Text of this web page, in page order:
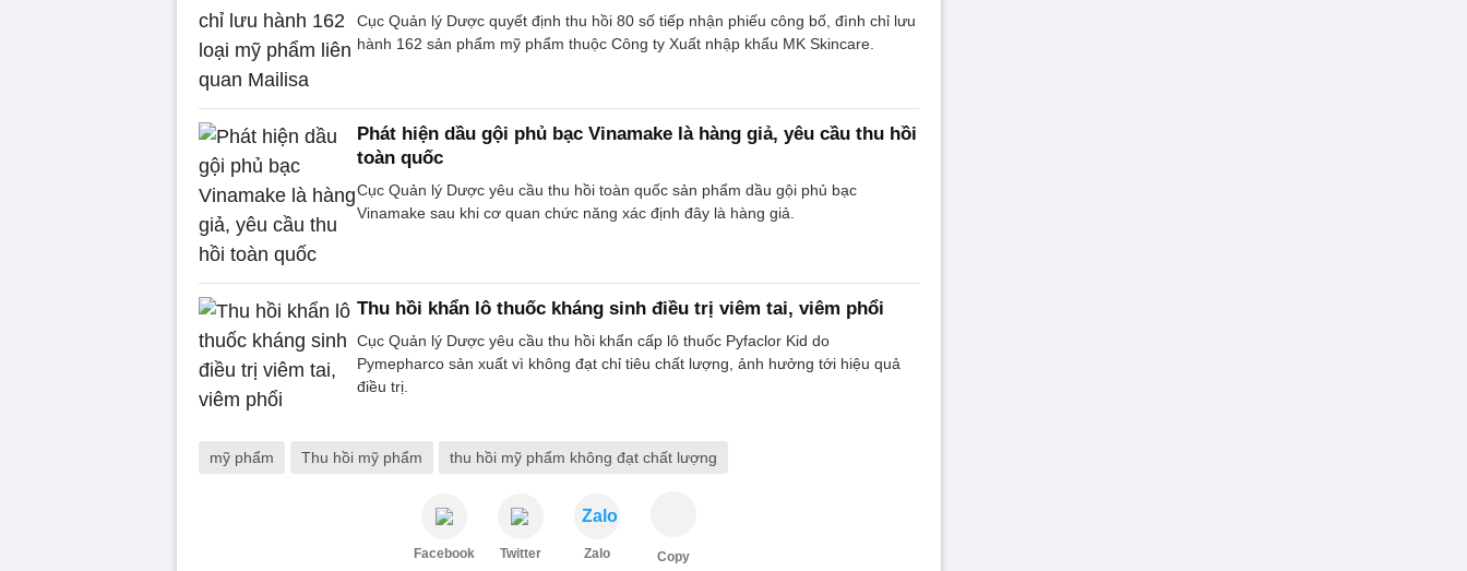
Cục Quản lý Dược quyết định thu hồi 80 số tiếp nhận phiếu công bố, đình chỉ lưu
hành 162 sản phẩm mỹ phẩm thuộc Công ty Xuất nhập khẩu MK Skincare.
Phát hiện dầu gội phủ bạc Vinamake là hàng giả, yêu cầu thu hồi
toàn quốc
Cục Quản lý Dược yêu cầu thu hồi toàn quốc sản phẩm dầu gội phủ bạc
Vinamake sau khi cơ quan chức năng xác định đây là hàng giả.
Thu hồi khẩn lô thuốc kháng sinh điều trị viêm tai, viêm phổi
Cục Quản lý Dược yêu cầu thu hồi khẩn cấp lô thuốc Pyfaclor Kid do
Pymepharco sản xuất vì không đạt chỉ tiêu chất lượng, ảnh hưởng tới hiệu quả
điều trị.
mỹ phẩm Thu hồi mỹ phẩm thu hồi mỹ phẩm không đạt chất lượng
Facebook Twitter
Zalo
Zalo Copy